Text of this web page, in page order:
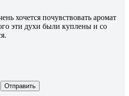
хочется почувствовать аромат
эти духи были куплены и со
Отправить